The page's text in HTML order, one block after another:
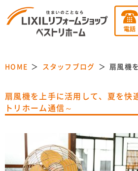
HOME スタッフブログ 扇風機
扇風機を上手に活用して、夏を
トリホーム通信～